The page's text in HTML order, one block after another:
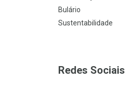
Bulário
Sustentabilidade
Redes Sociais